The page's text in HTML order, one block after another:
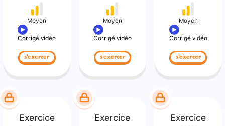
Moyen
Corrigé vidéo
s'exercer
Moyen
Corrigé vidéo
s'exercer
Moyen
Corrigé vidéo
s'exercer
Exercice Exercice Exercice